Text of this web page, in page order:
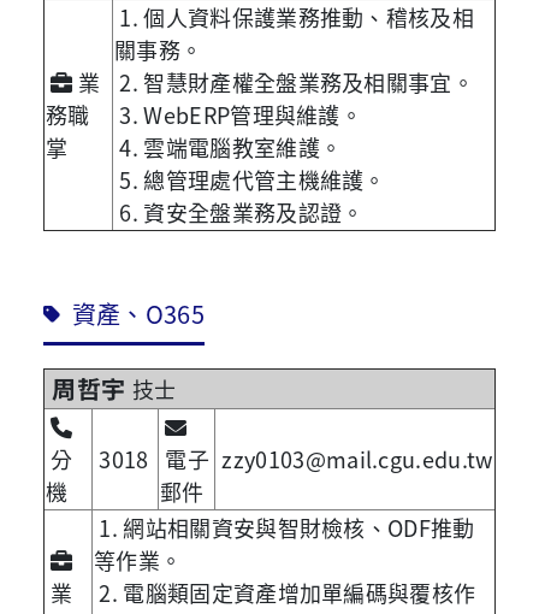
業
務職
掌
1. 個人資料保護業務推動、稽核及相
關事務。
2. 智慧財產權全盤業務及相關事宜。
3. WebERP管理與維護。
4. 雲端電腦教室維護。
5. 總管理處代管主機維護。
6. 資安全盤業務及認證。
資產、O365
周哲宇 技士
分
機
3018 電子
郵件
zzy0103@mail.cgu.edu.tw
業
1. 網站相關資安與智財檢核、ODF推動
等作業。
2. 電腦類固定資產增加單編碼與覆核作